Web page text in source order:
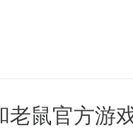
动boss难度
个220级，
老鼠官方游